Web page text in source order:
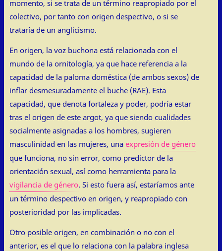
momento, si se trata de un término reapropiado por el
colectivo, por tanto con origen despectivo, o si se
trataría de un anglicismo.
En origen, la voz buchona está relacionada con el
mundo de la ornitología, ya que hace referencia a la
capacidad de la paloma doméstica (de ambos sexos) de
inflar desmesuradamente el buche (RAE). Esta
capacidad, que denota fortaleza y poder, podría estar
tras el origen de este argot, ya que siendo cualidades
socialmente asignadas a los hombres, sugieren
masculinidad en las mujeres, una expresión de género
que funciona, no sin error, como predictor de la
orientación sexual, así como herramienta para la
vigilancia de género. Si esto fuera así, estaríamos ante
un término despectivo en origen, y reapropiado con
posterioridad por las implicadas.
Otro posible origen, en combinación o no con el
anterior, es el que lo relaciona con la palabra inglesa